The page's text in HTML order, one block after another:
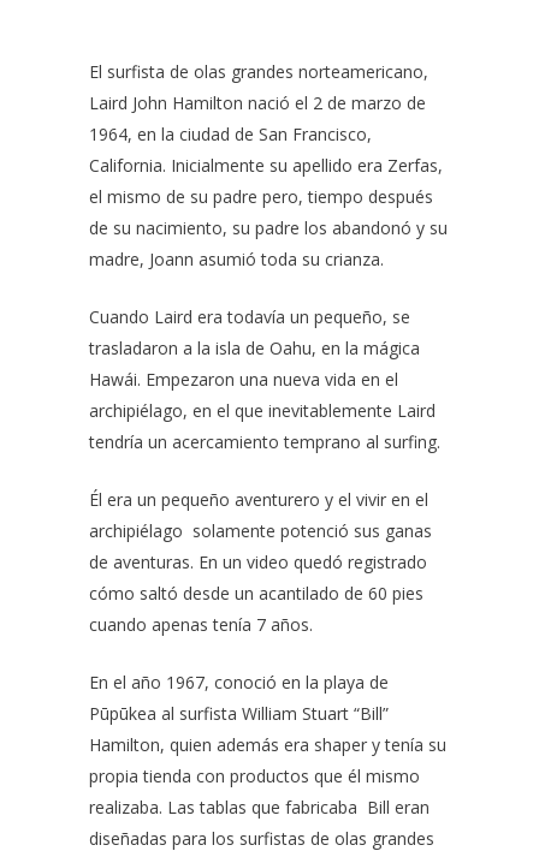
El surfista de olas grandes norteamericano,
Laird John Hamilton nació el 2 de marzo de
1964, en la ciudad de San Francisco,
California. Inicialmente su apellido era Zerfas,
el mismo de su padre pero, tiempo después
de su nacimiento, su padre los abandonó y su
madre, Joann asumió toda su crianza.
Cuando Laird era todavía un pequeño, se
trasladaron a la isla de Oahu, en la mágica
Hawái. Empezaron una nueva vida en el
archipiélago, en el que inevitablemente Laird
tendría un acercamiento temprano al surfing.
Él era un pequeño aventurero y el vivir en el
archipiélago solamente potenció sus ganas
de aventuras. En un video quedó registrado
cómo saltó desde un acantilado de 60 pies
cuando apenas tenía 7 años.
En el año 1967, conoció en la playa de
Pūpūkea al surfista William Stuart “Bill”
Hamilton, quien además era shaper y tenía su
propia tienda con productos que él mismo
realizaba. Las tablas que fabricaba Bill eran
diseñadas para los surfistas de olas grandes